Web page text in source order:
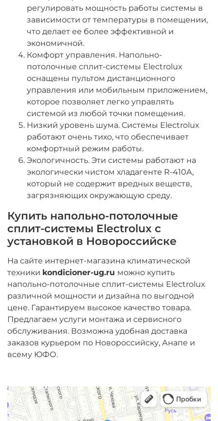
регулировать мощность работы системы в
зависимости от температуры в помещении,
что делает ее более эффективной и
экономичной.
Комфорт управления. Напольно-
потолочные сплит-системы Electrolux
оснащены пультом дистанционного
управления или мобильным приложением,
которое позволяет легко управлять
системой из любой точки помещения.
Низкий уровень шума. Системы Electrolux
работают очень тихо, что обеспечивает
комфортный режим работы.
Экологичность. Эти системы работают на
экологически чистом хладагенте R-410A,
который не содержит вредных веществ,
загрязняющих окружающую среду.
Купить напольно-потолочные
сплит-системы Electrolux с
установкой в Новороссийске
На сайте интернет-магазина климатической
техники kondicioner-ug.ru можно купить
напольно-потолочные сплит-системы Electrolux
различной мощности и дизайна по выгодной
цене. Гарантируем высокое качество товара.
Предлагаем услуги монтажа и сервисного
обслуживания. Возможна удобная доставка
заказов курьером по Новороссийску, Анапе и
всему ЮФО.